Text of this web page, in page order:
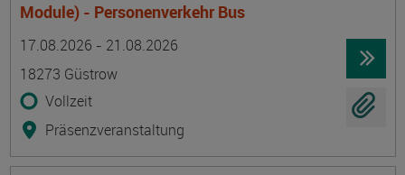
Module) - Personenverkehr Bus
17.08.2026 - 21.08.2026
18273 Güstrow
Vollzeit
Präsenzveranstaltung